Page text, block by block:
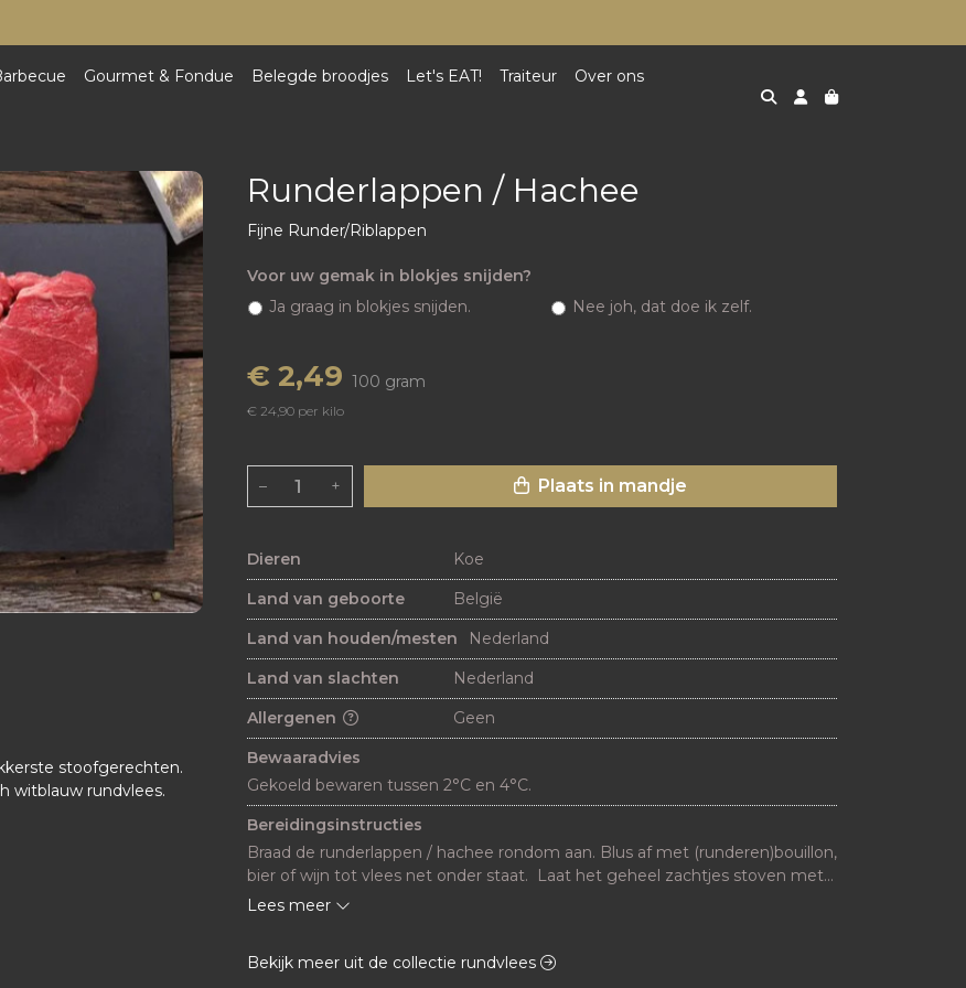
Gourmet & Fondue Belegde broodjes Let's EAT! Traiteur Over ons
stoofgerechten.
witblauw rundvlees.
Runderlappen / Hachee
Fijne Runder/Riblappen
Voor uw gemak in blokjes snijden?
Ja graag in blokjes snijden.
Nee joh, dat doe ik zelf.
€ 2,49 100 gram
€ 24,90 per kilo
– + Plaats in mandje
Dieren
Koe
Land van geboorte
België
Land van houden/mesten
Nederland
Land van slachten
Nederland
Allergenen
Geen
Bewaaradvies
Gekoeld bewaren tussen 2°C en 4°C.
Bereidingsinstructies
Braad de runderlappen / hachee rondom aan. Blus af met (runderen)bouillon,
bier of wijn tot vlees net onder staat.  Laat het geheel zachtjes stoven met
de deksel op de pan 2,5-3 uur tot het vlees lekker zacht is.
Lees meer
Bekijk meer uit de collectie rundvlees